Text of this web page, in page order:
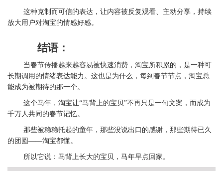
这种克制而可信的表达，让内容被反复观看、主动分享，持续
放大用户对淘宝的情感好感。
结语：
当春节传播越来越容易被快速消费，淘宝所积累的，是一种可
长期调用的情绪表达能力。这也是为什么，每到春节节点，淘宝总
能成为被期待的那一个。
这个马年，淘宝让“马背上的宝贝”不再只是一句文案，而成为
千万人共同的春节记忆。
那些被稳稳托起的童年，那些没说出口的感谢，那些期待已久
的团圆——淘宝都懂。
所以它说：马背上长大的宝贝，马年早点回家。